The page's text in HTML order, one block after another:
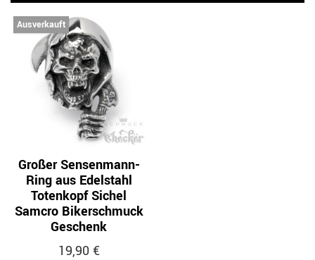
Ausverkauft
Großer Sensenmann-
Ring aus Edelstahl
Totenkopf Sichel
Samcro Bikerschmuck
Geschenk
19,90 €